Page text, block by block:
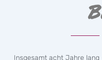
Insgesamt acht Jahre lang